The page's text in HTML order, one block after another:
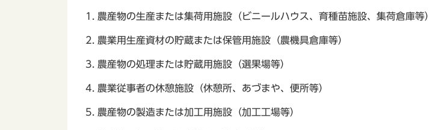
農産物の生産または集荷用施設（ビニールハウス、育種苗施設、集荷倉庫等）
農業用生産資材の貯蔵または保管用施設（農機具倉庫等）
農産物の処理または貯蔵用施設（選果場等）
農業従事者の休憩施設（休憩所、あづまや、便所等）
農産物の製造または加工用施設（加工工場等）